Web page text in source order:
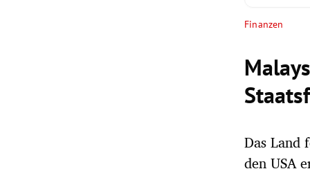
Finanzen
Das Land
den USA